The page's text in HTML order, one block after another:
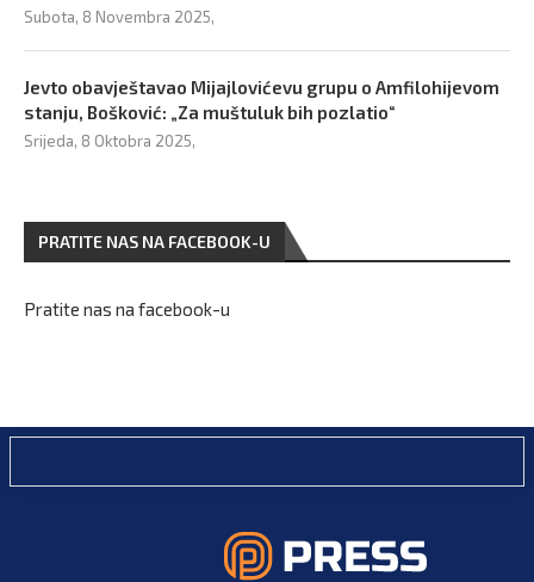
Subota, 8 Novembra 2025,
Jevto obavještavao Mijajlovićevu grupu o Amfilohijevom
stanju, Bošković: „Za muštuluk bih pozlatio“
Srijeda, 8 Oktobra 2025,
PRATITE NAS NA FACEBOOK-U
Pratite nas na facebook-u